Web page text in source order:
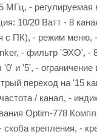
МГц, - регулируемая
10/20 Ватт - 8
с ПК), - режим меню,
- фильтр 'ЭХО', -
и '5', - ограничение
переход на '15
/ канал, -
Optim-778
скоба крепления, -